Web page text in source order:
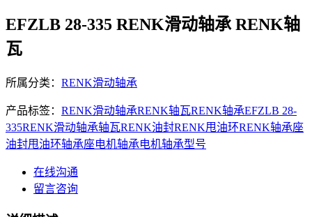
EFZLB 28-335 RENK滑动轴承 RENK轴
瓦
所属分类： RENK滑动轴承
产品标签： RENK滑动轴承RENK轴瓦RENK轴承EFZLB 28-
335RENK滑动轴承轴瓦RENK油封RENK甩油环RENK轴承座
油封甩油环轴承座电机轴承电机轴承型号
在线沟通
留言咨询